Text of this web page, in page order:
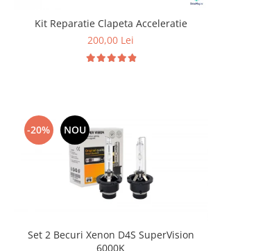
Kit Reparatie Clapeta Acceleratie
200,00 Lei
-20% NOU
Set 2 Becuri Xenon D4S SuperVision
6000K